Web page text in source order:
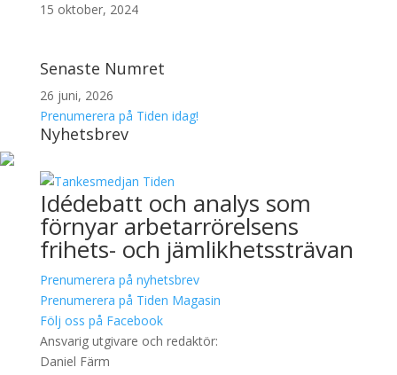
15 oktober, 2024
Senaste Numret
26 juni, 2026
Prenumerera på Tiden idag!
Nyhetsbrev
Idédebatt och analys som
förnyar arbetarrörelsens
frihets- och jämlikhetssträvan
Prenumerera på nyhetsbrev
Prenumerera på Tiden Magasin
Följ oss på Facebook
Ansvarig utgivare och redaktör:
Daniel Färm